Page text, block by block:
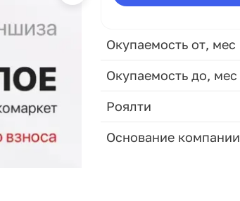
Окупаемость от, мес
Окупаемость до, мес
Роялти
Основание компании